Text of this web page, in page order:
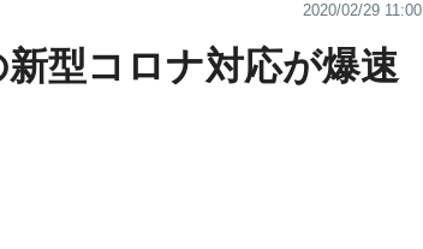
2020/02/29 11:00
型コロナ対応が爆速